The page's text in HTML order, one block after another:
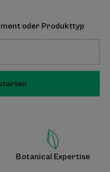
oder Produkttyp
Botanical Expertise